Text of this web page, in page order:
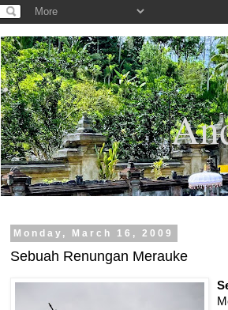
.
Monday, March 16, 2009
Sebuah Renungan Merauke